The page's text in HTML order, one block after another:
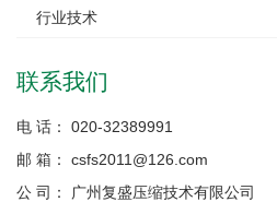
行业技术
联系我们
电 话： 020-32389991
邮 箱： csfs2011@126.com
公 司： 广州复盛压缩技术有限公司